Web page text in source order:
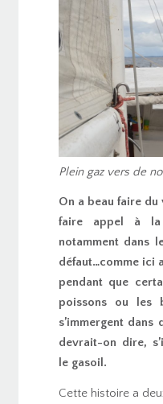
Plein gaz vers de
On a beau faire
faire appel à la
notamment dans
défaut…comme ici
pendant que
poissons ou les
s’immergent
devrait-on dire,
le gasoil.
Cette histoire a